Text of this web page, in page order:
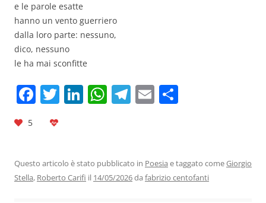
e le parole esatte
hanno un vento guerriero
dalla loro parte: nessuno,
dico, nessuno
le ha mai sconfitte
F
b
o
T Li
dI
n
W
A
p
T
a
m
E
vi
di
5
Questo articolo è stato pubblicato in Poesia e taggato comeGiorgio
Stella, Roberto Carifi il 14/05/2026da fabrizio centofanti